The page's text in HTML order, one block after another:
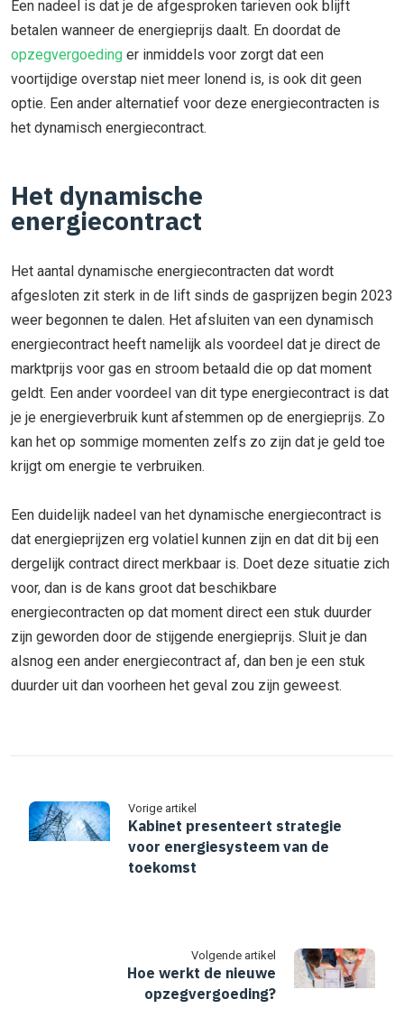
Een nadeel is dat je de afgesproken tarieven ook blijft
betalen wanneer de energieprijs daalt. En doordat de
opzegvergoeding er inmiddels voor zorgt dat een
voortijdige overstap niet meer lonend is, is ook dit geen
optie. Een ander alternatief voor deze energiecontracten is
het dynamisch energiecontract.
Het dynamische
energiecontract
Het aantal dynamische energiecontracten dat wordt
afgesloten zit sterk in de lift sinds de gasprijzen begin 2023
weer begonnen te dalen. Het afsluiten van een dynamisch
energiecontract heeft namelijk als voordeel dat je direct de
marktprijs voor gas en stroom betaald die op dat moment
geldt. Een ander voordeel van dit type energiecontract is dat
je je energieverbruik kunt afstemmen op de energieprijs. Zo
kan het op sommige momenten zelfs zo zijn dat je geld toe
krijgt om energie te verbruiken.
Een duidelijk nadeel van het dynamische energiecontract is
dat energieprijzen erg volatiel kunnen zijn en dat dit bij een
dergelijk contract direct merkbaar is. Doet deze situatie zich
voor, dan is de kans groot dat beschikbare
energiecontracten op dat moment direct een stuk duurder
zijn geworden door de stijgende energieprijs. Sluit je dan
alsnog een ander energiecontract af, dan ben je een stuk
duurder uit dan voorheen het geval zou zijn geweest.
Vorige artikel
Kabinet presenteert strategie
voor energiesysteem van de
toekomst
Volgende artikel
Hoe werkt de nieuwe
opzegvergoeding?